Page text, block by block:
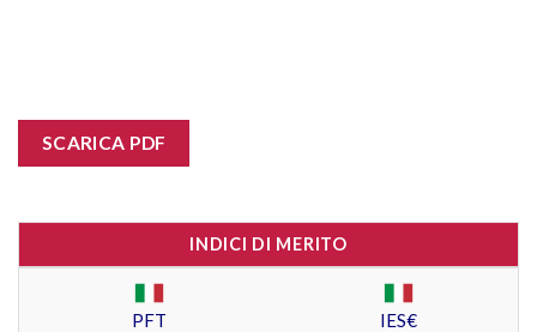
SCARICA PDF
INDICI DI MERITO
PFT IES€